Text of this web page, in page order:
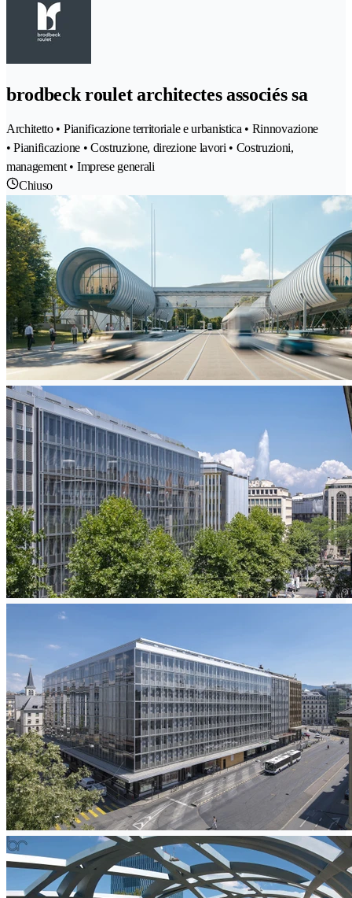
brodbeck roulet architectes associés sa
Architetto • Pianificazione territoriale e urbanistica • Rinnovazione
• Pianificazione • Costruzione, direzione lavori • Costruzioni,
management • Imprese generali
Chiuso